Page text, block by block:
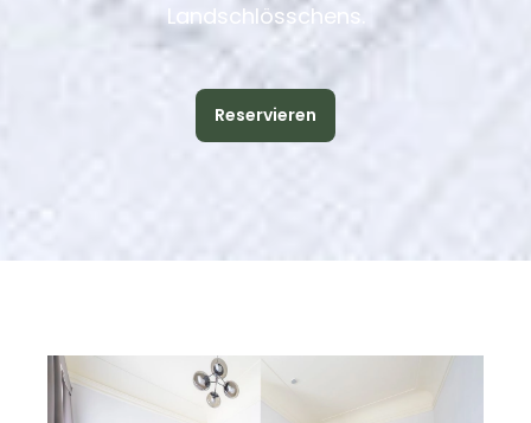
Landschlösschens.
Reservieren